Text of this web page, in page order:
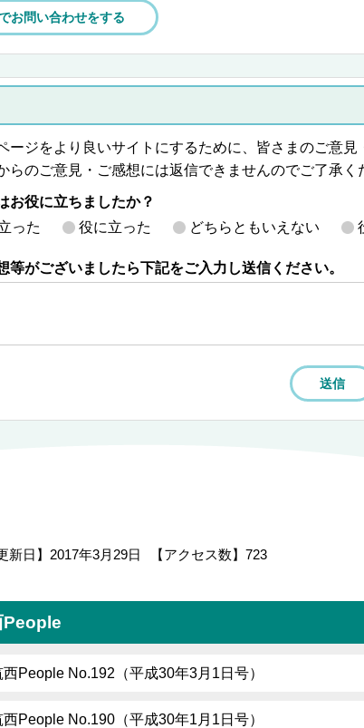
お問い合わせをする
ージをより良いサイトにするために、皆さまのご意見
らのご意見・ご感想には返信できませんのでご了承く
お役に立ちましたか？
った
役に立った どちらともいえない
等がございましたら下記をご入力し送信ください。
新日】 2017年3月29日 【アクセス数】 723
People
People No.192（平成30年3月1日号）
People No.190（平成30年1月1日号）